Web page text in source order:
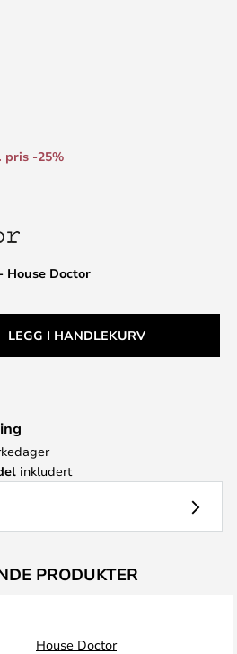
House Doctor
pris -25%
LEGG I HANDLEKURV
inkludert
PRODUKTER
House Doctor